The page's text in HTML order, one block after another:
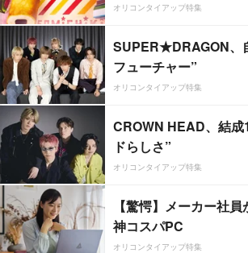
オリコンタイアップ特集
SUPER★DRAGON、
フューチャー”
オリコンタイアップ特集
CROWN HEAD、結
ドらしさ”
オリコンタイアップ特集
【驚愕】メーカー社
神コスパPC
オリコンタイアップ特集